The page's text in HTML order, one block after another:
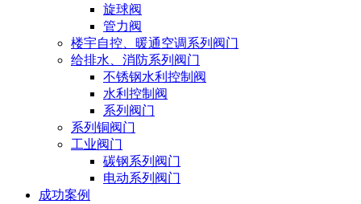
旋球阀
管力阀
楼宇自控、暖通空调系列阀门
给排水、消防系列阀门
不锈钢水利控制阀
水利控制阀
系列阀门
系列铜阀门
工业阀门
碳钢系列阀门
电动系列阀门
成功案例